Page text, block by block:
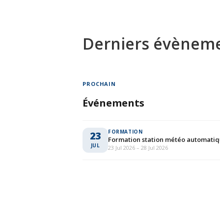
Derniers
PROCHAIN
Événements
23
JUL
FORMATION
Formation station météo
23 Jul 2026 – 28 Jul 2026